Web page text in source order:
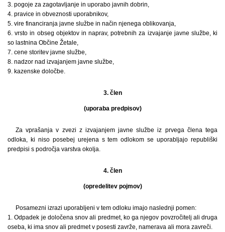
3. pogoje za zagotavljanje in uporabo javnih dobrin,
4. pravice in obveznosti uporabnikov,
5. vire financiranja javne službe in način njenega oblikovanja,
6. vrsto in obseg objektov in naprav, potrebnih za izvajanje javne službe, ki
so lastnina Občine Žetale,
7. cene storitev javne službe,
8. nadzor nad izvajanjem javne službe,
9. kazenske določbe.
3. člen
(uporaba predpisov)
Za vprašanja v zvezi z izvajanjem javne službe iz prvega člena tega
odloka, ki niso posebej urejena s tem odlokom se uporabljajo republiški
predpisi s področja varstva okolja.
4. člen
(opredelitev pojmov)
Posamezni izrazi uporabljeni v tem odloku imajo naslednji pomen:
1. Odpadek je določena snov ali predmet, ko ga njegov povzročitelj ali druga
oseba, ki ima snov ali predmet v posesti zavrže, namerava ali mora zavreči.